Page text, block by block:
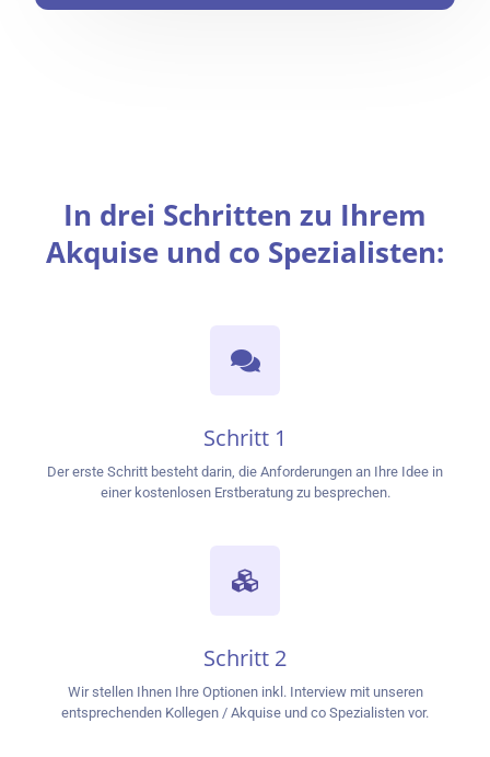
In drei Schritten zu Ihrem
Akquise und co Spezialisten:
Schritt 1
Der erste Schritt besteht darin, die Anforderungen an Ihre Idee in
einer kostenlosen Erstberatung zu besprechen.
Schritt 2
Wir stellen Ihnen Ihre Optionen inkl. Interview mit unseren
entsprechenden Kollegen / Akquise und co Spezialisten vor.